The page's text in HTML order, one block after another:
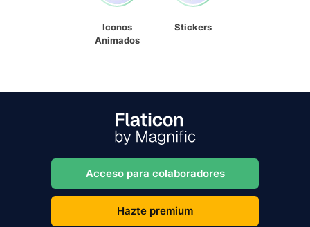
Iconos
Animados
Stickers
Acceso para colaboradores
Hazte premium